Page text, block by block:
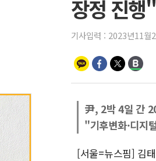
장정 진행"
기사입력 : 2023년11월
尹, 2박 4일 간
"기후변화·디지
[서울=뉴스핌] 김